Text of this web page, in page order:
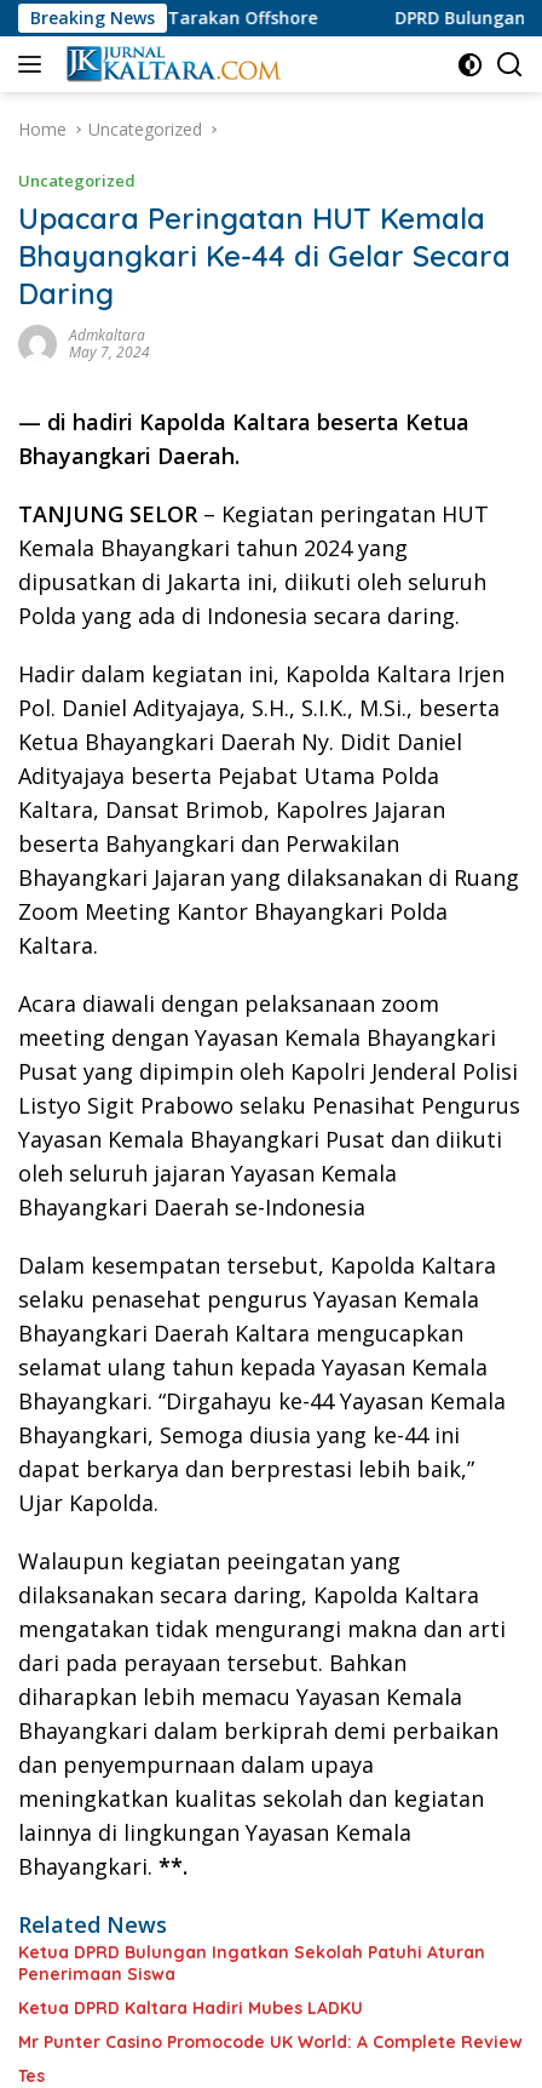
Skip
to
content
Breaking News
Tarakan Offshore DPRD Bulungan Apresiasi Produk
Home Uncategorized
Uncategorized
Upacara Peringatan HUT Kemala
Bhayangkari Ke-44 di Gelar Secara
Daring
Admkaltara
May 7, 2024
— di hadiri Kapolda Kaltara beserta Ketua
Bhayangkari Daerah.
TANJUNG SELOR – Kegiatan peringatan HUT
Kemala Bhayangkari tahun 2024 yang
dipusatkan di Jakarta ini, diikuti oleh seluruh
Polda yang ada di Indonesia secara daring.
Hadir dalam kegiatan ini, Kapolda Kaltara Irjen
Pol. Daniel Adityajaya, S.H., S.I.K., M.Si., beserta
Ketua Bhayangkari Daerah Ny. Didit Daniel
Adityajaya beserta Pejabat Utama Polda
Kaltara, Dansat Brimob, Kapolres Jajaran
beserta Bahyangkari dan Perwakilan
Bhayangkari Jajaran yang dilaksanakan di Ruang
Zoom Meeting Kantor Bhayangkari Polda
Kaltara.
Acara diawali dengan pelaksanaan zoom
meeting dengan Yayasan Kemala Bhayangkari
Pusat yang dipimpin oleh Kapolri Jenderal Polisi
Listyo Sigit Prabowo selaku Penasihat Pengurus
Yayasan Kemala Bhayangkari Pusat dan diikuti
oleh seluruh jajaran Yayasan Kemala
Bhayangkari Daerah se-Indonesia
Dalam kesempatan tersebut, Kapolda Kaltara
selaku penasehat pengurus Yayasan Kemala
Bhayangkari Daerah Kaltara mengucapkan
selamat ulang tahun kepada Yayasan Kemala
Bhayangkari. “Dirgahayu ke-44 Yayasan Kemala
Bhayangkari, Semoga diusia yang ke-44 ini
dapat berkarya dan berprestasi lebih baik,”
Ujar Kapolda.
Walaupun kegiatan peeingatan yang
dilaksanakan secara daring, Kapolda Kaltara
mengatakan tidak mengurangi makna dan arti
dari pada perayaan tersebut. Bahkan
diharapkan lebih memacu Yayasan Kemala
Bhayangkari dalam berkiprah demi perbaikan
dan penyempurnaan dalam upaya
meningkatkan kualitas sekolah dan kegiatan
lainnya di lingkungan Yayasan Kemala
Bhayangkari. **.
Related News
Ketua DPRD Bulungan Ingatkan Sekolah Patuhi Aturan
Penerimaan Siswa
Ketua DPRD Kaltara Hadiri Mubes LADKU
Mr Punter Casino Promocode UK World: A Complete Review
Tes